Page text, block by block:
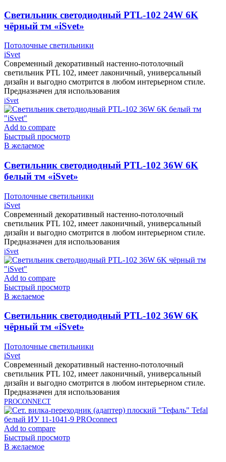
Cветильник светодиодный PTL-102 24W 6K
чёрный тм «iSvet»
Потолочные светильники
iSvet
Современный декоративный настенно-потолочный
светильник PTL 102, имеет лаконичный, универсальный
дизайн и выгодно смотрится в любом интерьерном стиле.
Предназначен для использования
iSvet
Add to compare
Быстрый просмотр
В желаемое
Cветильник светодиодный PTL-102 36W 6K
белый тм «iSvet»
Потолочные светильники
iSvet
Современный декоративный настенно-потолочный
светильник PTL 102, имеет лаконичный, универсальный
дизайн и выгодно смотрится в любом интерьерном стиле.
Предназначен для использования
iSvet
Add to compare
Быстрый просмотр
В желаемое
Cветильник светодиодный PTL-102 36W 6K
чёрный тм «iSvet»
Потолочные светильники
iSvet
Современный декоративный настенно-потолочный
светильник PTL 102, имеет лаконичный, универсальный
дизайн и выгодно смотрится в любом интерьерном стиле.
Предназначен для использования
PROCONNECT
Add to compare
Быстрый просмотр
В желаемое